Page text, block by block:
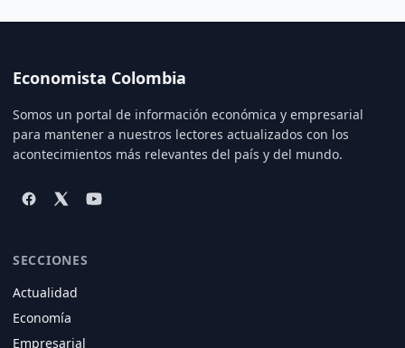
Economista Colombia
Somos un portal de información económica y empresarial
para mantener a nuestros lectores actualizados con los
acontecimientos más relevantes del país y del mundo.
SECCIONES
Actualidad
Economía
Empresarial